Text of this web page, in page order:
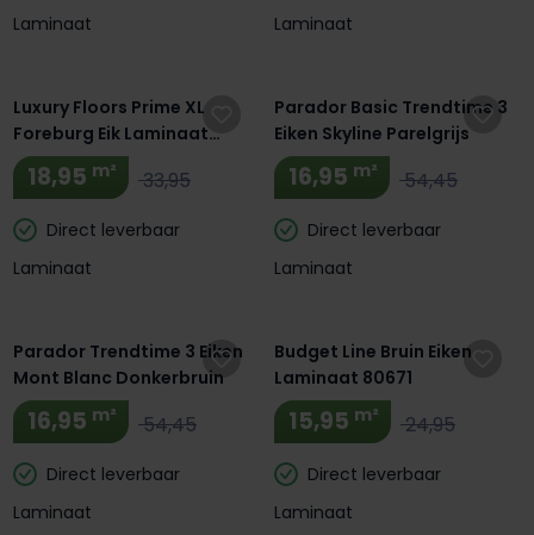
Laminaat
Laminaat
Luxury Floors Prime XL
Foreburg Eik Laminaat
BTW00534L
18,95 m² 33,95
Direct leverbaar
Laminaat
Parador Basic Trendtime 3
Eiken Skyline Parelgrijs
16,95 m² 54,45
Direct leverbaar
Laminaat
Parador Trendtime 3 Eiken
Mont Blanc Donkerbruin
16,95 m² 54,45
Direct leverbaar
Laminaat
Budget Line Bruin Eiken
Laminaat 80671
15,95 m² 24,95
Direct leverbaar
Laminaat